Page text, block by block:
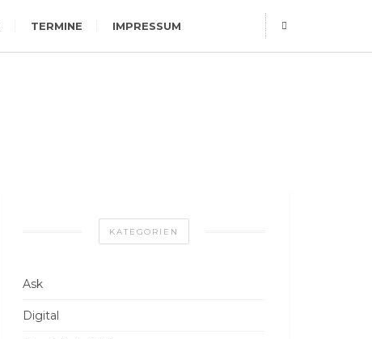
TERMINE IMPRESSUM
KATEGORIEN
Ask
Digital